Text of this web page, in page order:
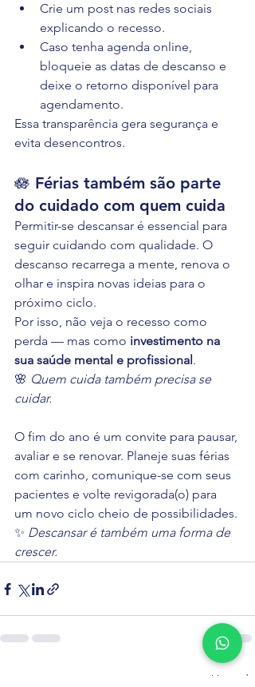
Crie um post nas redes sociais
explicando o recesso.
Caso tenha agenda online,
bloqueie as datas de descanso e
deixe o retorno disponível para
agendamento.
Essa transparência gera segurança e
evita desencontros.
🪷 Férias também são parte
do cuidado com quem cuida
Permitir-se descansar é essencial para
seguir cuidando com qualidade. O
descanso recarrega a mente, renova o
olhar e inspira novas ideias para o
próximo ciclo.
Por isso, não veja o recesso como
perda — mas como investimento na
sua saúde mental e profissional.
🌸 Quem cuida também precisa se
cuidar.
O fim do ano é um convite para pausar,
avaliar e se renovar. Planeje suas férias
com carinho, comunique-se com seus
pacientes e volte revigorada(o) para
um novo ciclo cheio de possibilidades.
✨ Descansar é também uma forma de
crescer.
Ver tudo